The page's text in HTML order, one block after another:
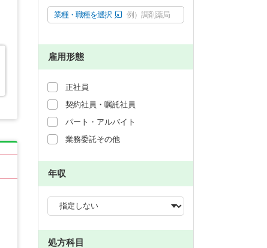
業種・職種を選択 例）調剤薬局
雇用形態
正社員
契約社員・嘱託社員
パート・アルバイト
業務委託その他
年収
処方科目